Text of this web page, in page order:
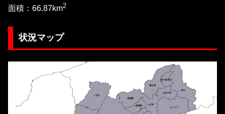
面積：66.87km2
状況マップ